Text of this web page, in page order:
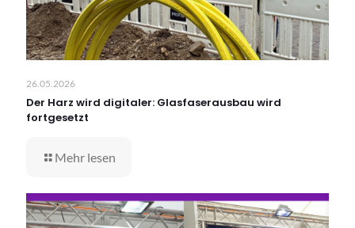
26.05.2026
Der Harz wird digitaler: Glasfaserausbau wird
fortgesetzt
Mehr lesen